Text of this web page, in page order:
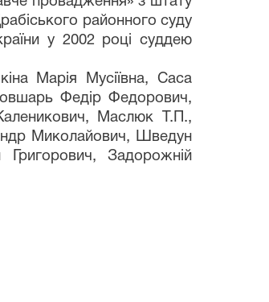
районного суду
у 2002 році суддею
Марія Мусіївна, Саса
Федір Федорович,
Маслюк Т.П.,
Миколайович, Шведун
Задорожній